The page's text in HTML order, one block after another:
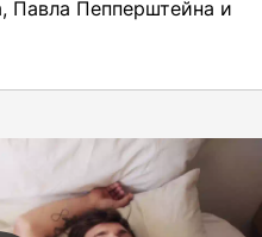
Павла Пепперштейна и